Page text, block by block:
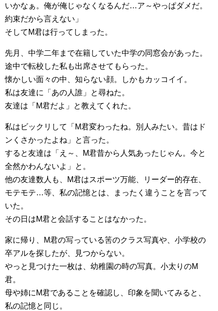
いかなぁ。俺が俺じゃなくなるんだ…ア～やっぱダメだ。
約束だから言えない」
そしてM君は行ってしまった。
先月、中学二年まで在籍していた中学の同窓会があった。
途中で転校した私も出席させてもらった。
懐かしい面々の中、知らない顔。しかもカッコイイ。
私は友達に「あの人誰」と尋ねた。
友達は「M君だよ」と教えてくれた。
私はビックリして「M君変わったね。別人みたい。昔はド
ンくさかったよね」と言った。
すると友達は「え～、M君昔から人気あったじゃん。今と
全然かわんないよ」と。
他の友達数人も、M君はスポーツ万能、リーダー的存在、
モテモテ…等、私の記憶とは、まったく違うことを言って
いた。
その日はM君と会話することはなかった。
家に帰り、M君の写っている筈のクラス写真や、小学校の
卒アルを探したが、見つからない。
やっと見つけた一枚は、幼稚園の時の写真。小太りのM
君。
母や姉にM君であることを確認し、印象を聞いてみると、
私の記憶と同じ。